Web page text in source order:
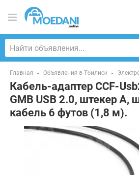
Главная Объявления в Тбилиси
Кабель-адаптер CCF-
GMB USB 2.0, штекер A,
кабель 6 футов (1,8 м).